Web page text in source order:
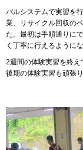
パルシステムで実習を
業、リサイクル回収の
た。最初は手順通りに
く丁寧に行えるように
2週間の体験実習を終え
後期の体験実習も頑張